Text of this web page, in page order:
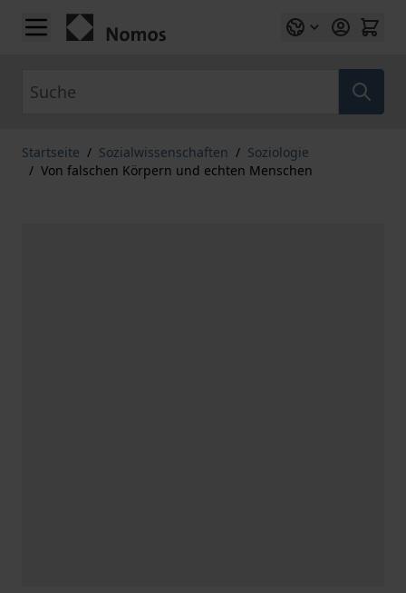
Zum Inhalt springen
Startseite / Sozialwissenschaften / Soziologie
/ Von falschen Körpern und echten Menschen